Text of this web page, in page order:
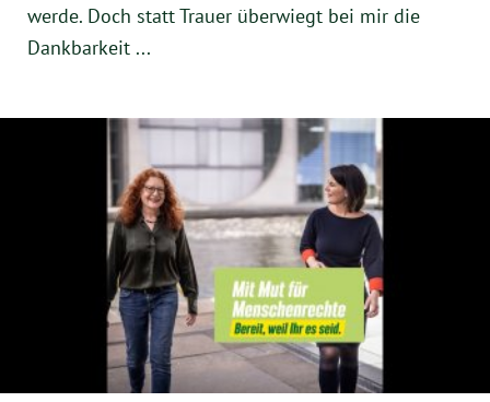
Twitter
werde. Doch statt Trauer überwiegt bei mir die
Dankbarkeit ...